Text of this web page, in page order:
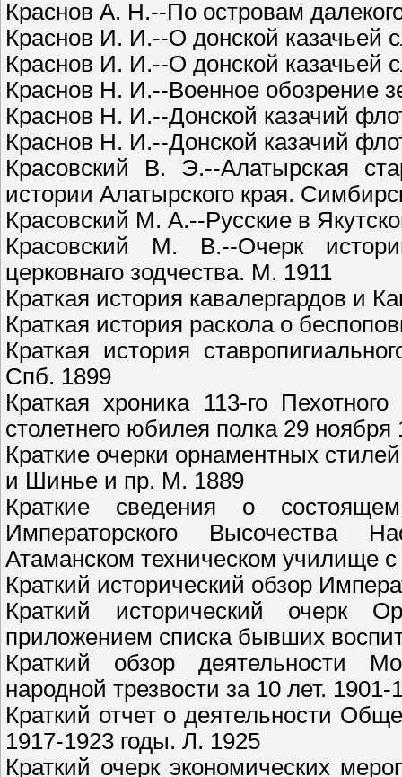
Краснов А. Н.--По островам
Краснов И. И.--О донской казачьей
Краснов И. И.--О донской казачьей
Краснов Н. И.--Военное обозрение
Краснов Н. И.--Донской казачий
Краснов Н. И.--Донской казачий
Красовский В. Э.--Алатырская
истории Алатырского края.
Красовский М. А.--Русские в
Красовский М. В.--Очерк
церковнаго зодчества. М. 1911
Краткая история кавалергардов и
Краткая история раскола о
Краткая история
Спб. 1899
Краткая хроника 113-го
столетнего юбилея полка 29 ноября
Краткие очерки орнаментных
и Шинье и пр. М. 1889
Краткие сведения о
Императорского Высочества
Атаманском техническом училище с
Краткий исторический обзор
Краткий исторический очерк
приложением списка бывших
Краткий обзор деятельности
народной трезвости за 10 лет.
Краткий отчет о деятельности
1917-1923 годы. Л. 1925
Краткий очерк экономических